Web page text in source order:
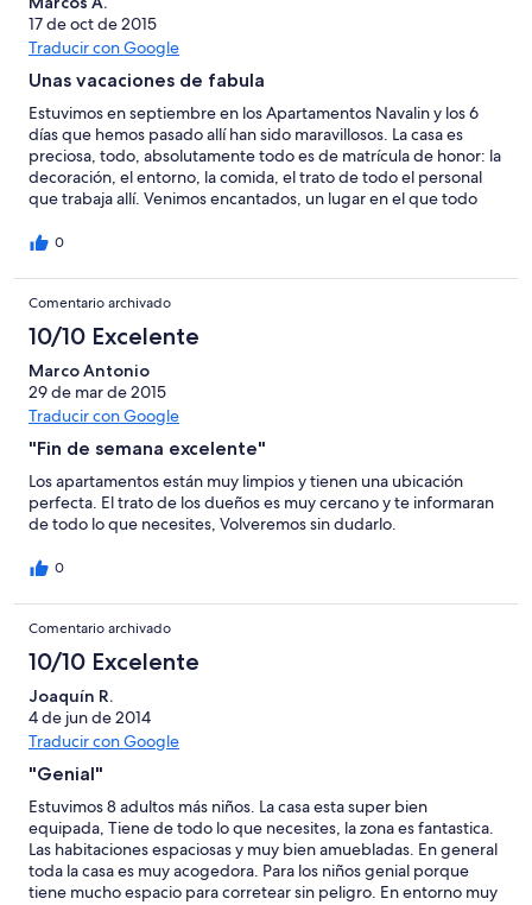
17 de oct de 2015
Traducir con Google
Unas vacaciones de fabula
Estuvimos en septiembre en los Apartamentos Navalin y los 6
días que hemos pasado allí han sido maravillosos. La casa es
preciosa, todo, absolutamente todo es de matrícula de honor: la
decoración, el entorno, la comida, el trato de todo el personal
que trabaja allí. Venimos encantados, un lugar en el que todo
0
Comentario archivado
10/10 Excelente
Marco Antonio
29 de mar de 2015
Traducir con Google
"Fin de semana excelente"
Los apartamentos están muy limpios y tienen una ubicación
perfecta. El trato de los dueños es muy cercano y te informaran
de todo lo que necesites, Volveremos sin dudarlo.
0
Comentario archivado
10/10 Excelente
Joaquín R.
4 de jun de 2014
Traducir con Google
"Genial"
Estuvimos 8 adultos más niños. La casa esta super bien
equipada, Tiene de todo lo que necesites, la zona es fantastica.
Las habitaciones espaciosas y muy bien amuebladas. En general
toda la casa es muy acogedora. Para los niños genial porque
tiene mucho espacio para corretear sin peligro. En entorno muy